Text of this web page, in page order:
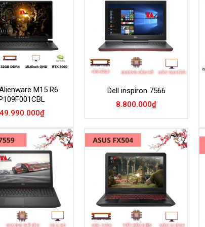
Add to
Wishlist
M15 R6
₫
Add to
Wishlist
Dell inspiron 7566
8.800.000₫
Add to
Wishlist
Add to
Wishlist